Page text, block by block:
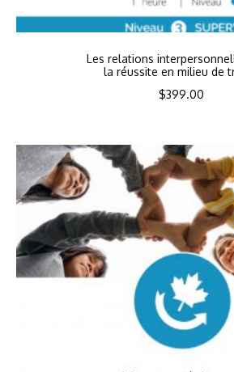
Les relations
la réussite en milieu de
$399.00